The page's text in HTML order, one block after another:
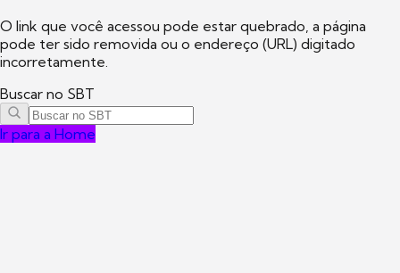
O link que você acessou pode estar quebrado, a página
pode ter sido removida ou o endereço (URL) digitado
incorretamente.
Buscar no SBT
Ir para a Home